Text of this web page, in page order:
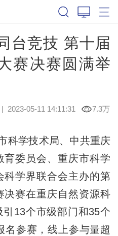
台竞技 第十届
赛决赛圆满举
2023-05-11 14:11:31 7.3万
学技术局、中共重庆
委员会、重庆市科学
学界联合会主办的第
决赛在重庆自然资源科
13个市级部门和35个
名参赛，线上参与量超